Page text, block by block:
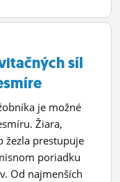
síl
je možné
Žiara,
žezla prestupuje
poriadku
Od najmenších